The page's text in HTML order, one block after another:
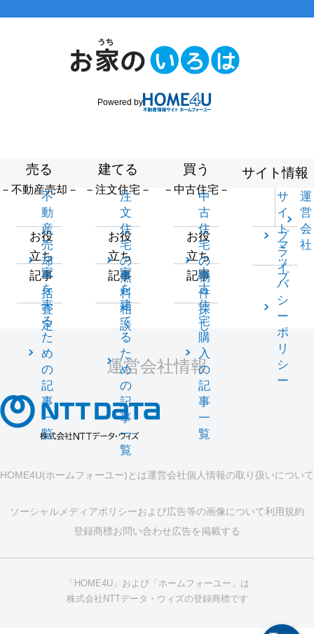
Powered by
売る
－不動産売却－
不
動
産
売
却
一
括
査
定
お役
立ち
記事
家
を
売
る
た
め
の
記
事
一
覧
建てる
－注文住宅－
注
文
住
宅
の
無
料
相
談
お役
立ち
記事
家
を
建
て
る
た
め
の
記
事
一
覧
買う
－中古住宅－
中
古
住
宅
の
物
件
探
し
お役
立ち
記事
中
古
住
宅
購
入
の
記
事
一
覧
サイト情報
サ
イ
ト
マ
ッ
プ
運
営
会
社
プ
ラ
イ
バ
シ
ー
ポ
リ
シ
ー
運営会社情報
HOME4U(ホームフォーユー)とは運営会社個人情報の取り扱いについて
ソーシャルメディアポリシーおよび広告等の画像について利用規約
登録商標お問い合わせ広告を掲載する
「HOME4U」および「ホームフォーユー」は
株式会社NTTデータ・ウィズの登録商標です